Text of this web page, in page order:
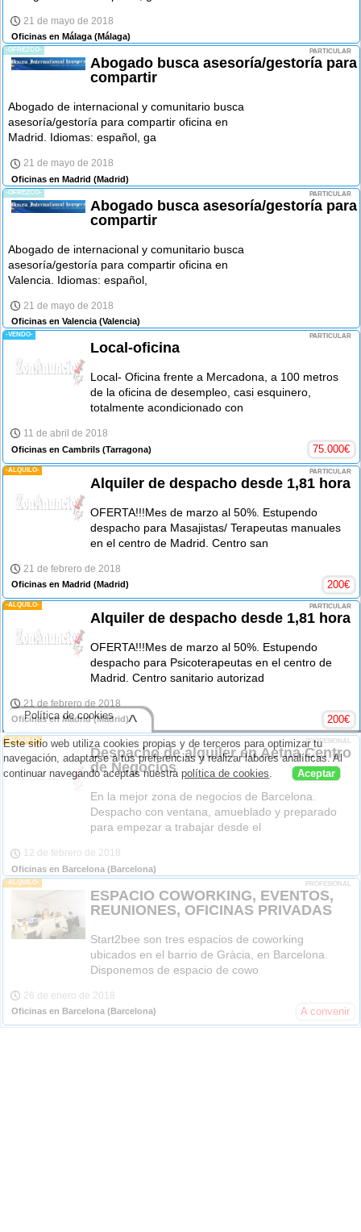
21 de mayo de 2018
Oficinas en Málaga(Málaga)
-OFREZCO- PARTICULAR
Abogado busca asesoría/gestoría para
compartir
Abogado de internacional y comunitario busca
asesoría/gestoría para compartir oficina en
Madrid. Idiomas: español, ga
21 de mayo de 2018
Oficinas en Madrid (Madrid)
-OFREZCO- PARTICULAR
Abogado busca asesoría/gestoría para
compartir
Abogado de internacional y comunitario busca
asesoría/gestoría para compartir oficina en
Valencia. Idiomas: español,
21 de mayo de 2018
Oficinas en Valencia (Valencia)
-VENDO- PARTICULAR
Local-oficina
Local- Oficina frente a Mercadona, a 100 metros
de la oficina de desempleo, casi esquinero,
totalmente acondicionado con
11 de abril de 2018
Oficinas en Cambrils (Tarragona) 75.000€
-ALQUILO- PARTICULAR
Alquiler de despacho desde 1,81 hora
OFERTA!!!Mes de marzo al 50%. Estupendo
despacho para Masajistas/ Terapeutas manuales
en el centro de Madrid. Centro san
21 de febrero de 2018
Oficinas en Madrid (Madrid) 200€
-ALQUILO- PARTICULAR
Alquiler de despacho desde 1,81 hora
OFERTA!!!Mes de marzo al 50%. Estupendo
despacho para Psicoterapeutas en el centro de
Madrid. Centro sanitario autorizad
21 de febrero de 2018
Oficinas en Madrid(Madrid) 200€
-ALQUILO- PROFESIONAL
Despacho de alquiler en Aetna Centro
de Negocios
En la mejor zona de negocios de Barcelona.
Despacho con ventana, amueblado y preparado
para empezar a trabajar desde el
12 de febrero de 2018
Oficinas en Barcelona (Barcelona)
-ALQUILO- PROFESIONAL
ESPACIO COWORKING, EVENTOS,
REUNIONES, OFICINAS PRIVADAS
Start2bee son tres espacios de coworking
ubicados en el barrio de Gràcia, en Barcelona.
Disponemos de espacio de cowo
26 de enero de 2018
Oficinas en Barcelona (Barcelona) A convenir
Este sitio web utiliza cookies propias y de terceros para optimizar tu
navegación, adaptarse a tus preferencias y realizar labores analíticas. Al
continuar navegando aceptas nuestrapolítica de cookies. Aceptar
Política de cookies ^